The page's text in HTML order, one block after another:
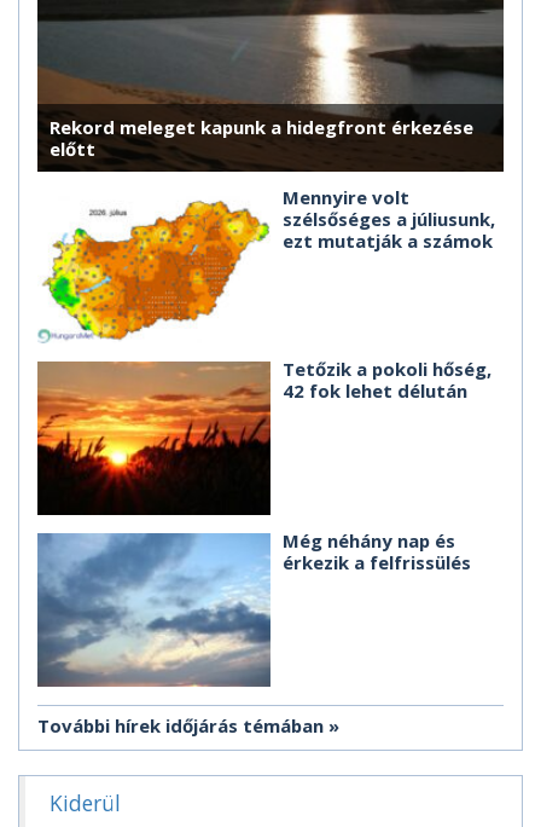
Rekord meleget kapunk a hidegfront érkezése
előtt
Mennyire volt
szélsőséges a júliusunk,
ezt mutatják a számok
Tetőzik a pokoli hőség,
42 fok lehet délután
Még néhány nap és
érkezik a felfrissülés
További hírek időjárás témában
Kiderül